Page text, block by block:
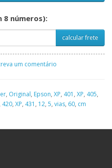
8 números):
calcular frete
um comentário
, Original, Epson, XP, 401 , XP, 405,
420, XP, 431 , 12, 5, vias, 60, cm